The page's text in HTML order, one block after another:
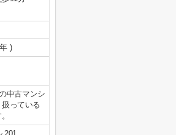
)
中古マンシ
っている